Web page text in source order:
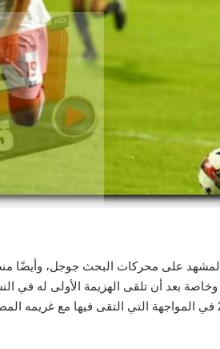
المشهد على محركات البحث جوجل، وأيضًا
وخاصة بعد أن تلقى الهزيمة الأولى له في
الدوري المصري الممتاز موسم 2025/2024 في المواجهة التي التقى